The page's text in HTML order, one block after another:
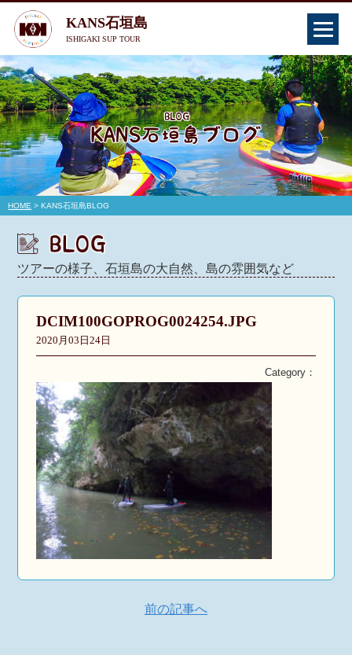
KANS石垣島
ISHIGAKI SUP TOUR
HOME > KANS石垣島BLOG
ツアーの様子、石垣島の大自然、島の雰囲気など
DCIM100GOPROG0024254.JPG
2020月03日24日
Category：
前の記事へ